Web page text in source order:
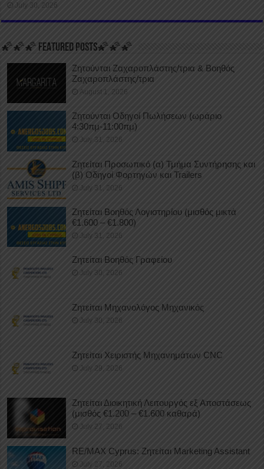
July 30, 2026
🌠🌠🌠 FEATURED POSTS🌠🌠🌠
Ζητούνται Ζαχαροπλάστης/τρια & Βοηθός
Ζαχαροπλάστης/τρια
August 1, 2026
Ζητούνται Οδηγοί Πωλήσεων (ωράριο
4:30πμ-11:00πμ)
July 31, 2026
Ζητείται Προσωπικό (α) Τμήμα Συντήρησης και
(β) Οδηγοί Φορτηγών και Trailers
July 31, 2026
Ζητείται Βοηθός Λογιστηρίου (μισθός μικτά
€1.600 – €1.800)
July 31, 2026
Ζητείται Βοηθός Γραφείου
July 30, 2026
Ζητείται Μηχανολόγος Μηχανικός
July 30, 2026
Ζητείται Χειριστής Μηχανημάτων CNC
July 29, 2026
Ζητείται Διοικητική Λειτουργός εξ Αποστάσεως
(μισθός €1.200 – €1.600 καθαρά)
July 27, 2026
RE/MAX Cyprus: Ζητείται Marketing Assistant
July 27, 2026